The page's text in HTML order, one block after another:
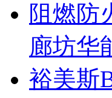
阻燃防
廊坊华
裕美斯